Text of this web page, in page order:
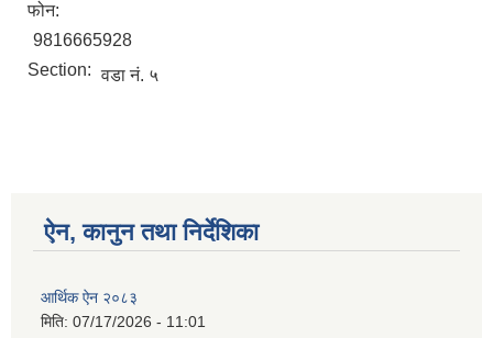
फोन:
9816665928
Section: वडा नं. ५
ऐन, कानुन तथा निर्देशिका
आर्थिक ऐन २०८३
मिति: 07/17/2026 - 11:01